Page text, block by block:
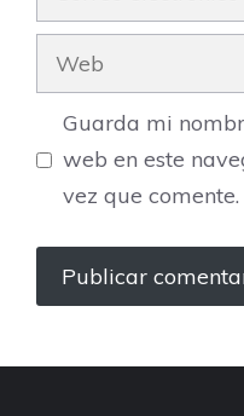
electrónico
Web
Guarda mi
web en este
vez que comente.